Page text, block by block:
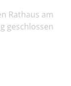
Rathaus am
geschlossen